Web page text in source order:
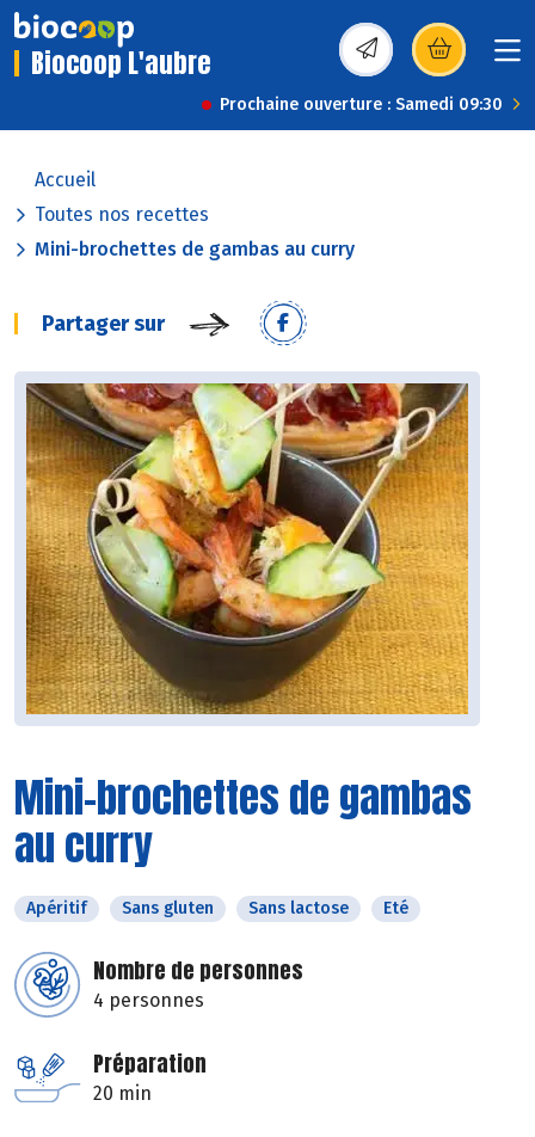
Biocoop L'aubre (s’ouvre dans une
Prochaine ouverture : Samedi 09:30
Accueil
Toutes nos recettes
Mini-brochettes de gambas au curry
Partager sur
Mini-brochettes de gambas
au curry
Apéritif Sans gluten Sans lactose Eté
Nombre de personnes
4 personnes
Préparation
20 min